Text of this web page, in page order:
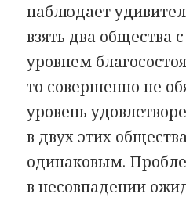
наблюдает
взять два общества
уровнем
то совершенно не
уровень
в двух этих
одинаковым.
в несовпадении